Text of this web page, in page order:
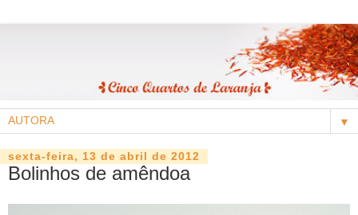
▼
sexta-feira, 13 de abril de 2012
Bolinhos de amêndoa